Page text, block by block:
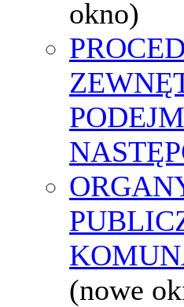
okno)
(nowe